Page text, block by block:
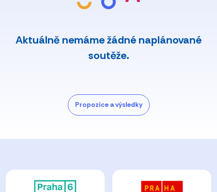
Aktuálně nemáme žádné naplánované
soutěže.
Propozice a výsledky